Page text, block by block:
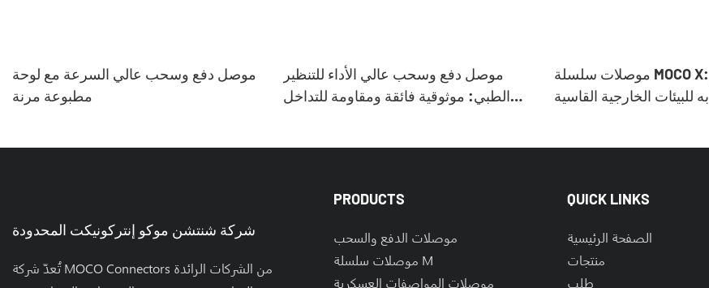
موصل دفع وسحب عالي السرعة مع لوحة
مطبوعة مرنة
موصل دفع وسحب عالي الأداء للتنظير
الطبي: موثوقية فائقة ومقاومة للتداخل
موصلات سلسلة MOCO X: الخيار الموثوق
به للبيئات الخارجية القاسية
شركة شنتشن موكو إنتركونيكت المحدودة
تُعدّ شركة MOCO Connectors من الشركات الرائدة
PRODUCTS
موصلات الدفع والسحب
موصلات سلسلة M
موصلات المواصفات العسكرية
QUICK LINKS
الصفحة الرئيسية
منتجات
طلب